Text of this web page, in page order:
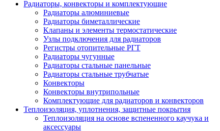
Радиаторы, конвекторы и комплектующие
Радиаторы алюминиевые
Радиаторы биметаллические
Клапаны и элементы термостатические
Узлы подключения для радиаторов
Регистры отопительные РГТ
Радиаторы чугунные
Радиаторы стальные панельные
Радиаторы стальные трубчатые
Конвекторы
Конвекторы внутрипольные
Комплектующие для радиаторов и конвекторов
Теплоизоляция, уплотнения, защитные покрытия
Теплоизоляция на основе вспененного каучука и
аксессуары